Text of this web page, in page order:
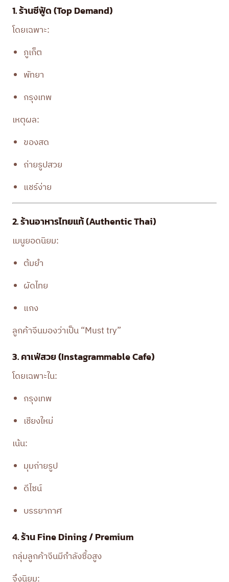
1. ร้านซีฟู้ด (Top Demand)
โดยเฉพาะ:
ภูเก็ต
พัทยา
กรุงเทพ
เหตุผล:
ของสด
ถ่ายรูปสวย
แชร์ง่าย
2. ร้านอาหารไทยแท้ (Authentic Thai)
เมนูยอดนิยม:
ต้มยำ
ผัดไทย
แกง
ลูกค้าจีนมองว่าเป็น “Must try”
3. คาเฟ่สวย (Instagrammable Cafe)
โดยเฉพาะใน:
กรุงเทพ
เชียงใหม่
เน้น:
มุมถ่ายรูป
ดีไซน์
บรรยากาศ
4. ร้าน Fine Dining / Premium
กลุ่มลูกค้าจีนมีกำลังซื้อสูง
จึงนิยม: